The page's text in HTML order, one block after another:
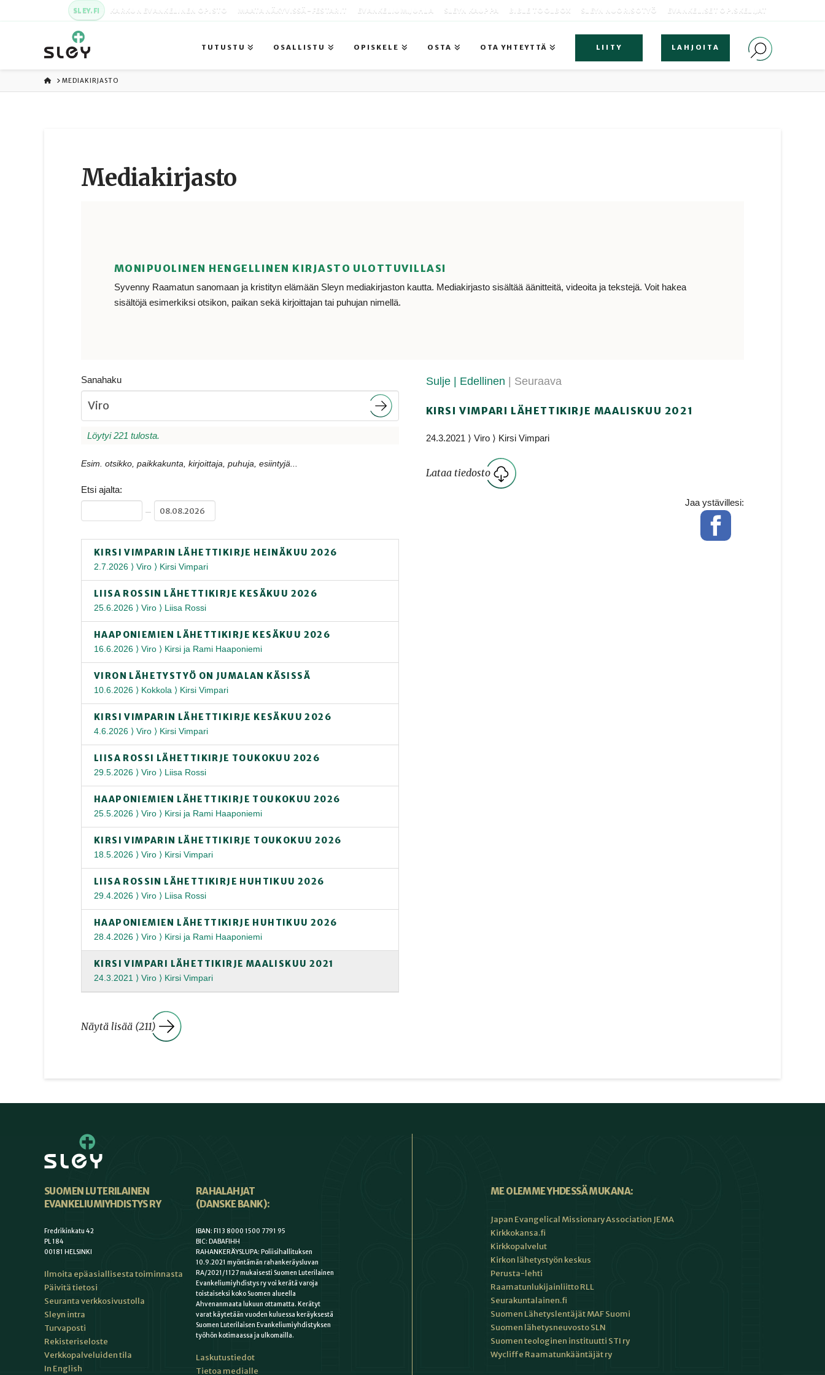
SLEY.FI KARKUN EVANKELINEN OPISTO MAATA NÄKYVISSÄ -FESTARIT EVANKELIUMIJUHLA SLEYN KAUPPA BIBLE TOOLBOX SLEYN NUORISOTYÖ EVANKELISET OPISKELIJAT
TUTUSTU OSALLISTU OPISKELE OSTA OTA YHTEYTTÄ LIITY LAHJOITA
ETUSIVU
MEDIAKIRJASTO
Media­kirjasto
MONIPUOLINEN HENGELLINEN KIRJASTO ULOTTUVILLASI
Syvenny Raamatun sanomaan ja kristityn elämään Sleyn mediakirjaston kautta. Mediakirjasto sisältää äänitteitä, videoita ja tekstejä. Voit hakea
sisältöjä esimerkiksi otsikon, paikan sekä kirjoittajan tai puhujan nimellä.
Sanahaku
Löytyi 221 tulosta.
Esim. otsikko, paikkakunta, kirjoittaja, puhuja, esiintyjä...
Etsi ajalta:
–
KIRSI VIMPARIN LÄHETTIKIRJE HEINÄKUU 2026
2.7.2026 ⟩ Viro ⟩ Kirsi Vimpari
LIISA ROSSIN LÄHETTIKIRJE KESÄKUU 2026
25.6.2026 ⟩ Viro ⟩ Liisa Rossi
HAAPONIEMIEN LÄHETTIKIRJE KESÄKUU 2026
16.6.2026 ⟩ Viro ⟩ Kirsi ja Rami Haaponiemi
VIRON LÄHETYSTYÖ ON JUMALAN KÄSISSÄ
10.6.2026 ⟩ Kokkola ⟩ Kirsi Vimpari
KIRSI VIMPARIN LÄHETTIKIRJE KESÄKUU 2026
4.6.2026 ⟩ Viro ⟩ Kirsi Vimpari
LIISA ROSSI LÄHETTIKIRJE TOUKOKUU 2026
29.5.2026 ⟩ Viro ⟩ Liisa Rossi
HAAPONIEMIEN LÄHETTIKIRJE TOUKOKUU 2026
25.5.2026 ⟩ Viro ⟩ Kirsi ja Rami Haaponiemi
KIRSI VIMPARIN LÄHETTIKIRJE TOUKOKUU 2026
18.5.2026 ⟩ Viro ⟩ Kirsi Vimpari
LIISA ROSSIN LÄHETTIKIRJE HUHTIKUU 2026
29.4.2026 ⟩ Viro ⟩ Liisa Rossi
HAAPONIEMIEN LÄHETTIKIRJE HUHTIKUU 2026
28.4.2026 ⟩ Viro ⟩ Kirsi ja Rami Haaponiemi
KIRSI VIMPARI LÄHETTIKIRJE MAALISKUU 2021
24.3.2021 ⟩ Viro ⟩ Kirsi Vimpari
Näytä lisää (211)
Sulje | Edellinen | Seuraava
KIRSI VIMPARI LÄHETTIKIRJE MAALISKUU 2021
24.3.2021 ⟩ Viro ⟩ Kirsi Vimpari
Lataa tiedosto
Jaa ystävillesi:
Facebook
SUOMEN LUTERILAINEN
EVANKELIUMIYHDISTYS RY
Fredrikinkatu 42
PL 184
00181 HELSINKI
Ilmoita epäasiallisesta toiminnasta
Päivitä tietosi
Seuranta verkkosivustolla
Sleyn intra
Turvaposti
Rekisteriseloste
Verkkopalveluiden tila
In English
RAHALAHJAT
(DANSKE BANK):
IBAN: FI13 8000 1500 7791 95
BIC: DABAFIHH
RAHANKERÄYSLUPA: Poliisihallituksen
10.9.2021 myöntämän rahankeräysluvan
RA/2021/1127 mukaisesti Suomen Luterilainen
Evankeliumiyhdistys ry voi kerätä varoja
toistaiseksi koko Suomen alueella
Ahvenanmaata lukuun ottamatta. Kerätyt
varat käytetään vuoden kuluessa keräyksestä
Suomen Luterilaisen Evankeliumiyhdistyksen
työhön kotimaassa ja ulkomailla.
Laskutustiedot
Tietoa medialle
ME OLEMME YHDESSÄ MUKANA:
Japan Evangelical Missionary Association JEMA
Kirkkokansa.fi
Kirkkopalvelut
Kirkon lähetystyön keskus
Perusta-lehti
Raamatunlukijainliitto RLL
Seurakuntalainen.fi
Suomen Lähetyslentäjät MAF Suomi
Suomen lähetysneuvosto SLN
Suomen teologinen instituutti STI ry
Wycliffe Raamatunkääntäjät ry